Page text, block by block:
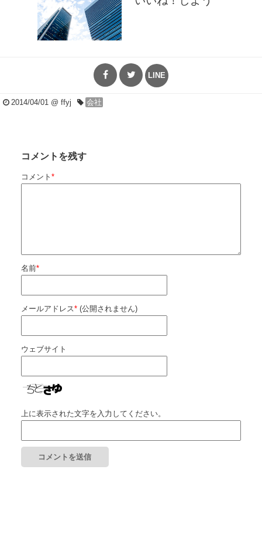
LINE
2014/04/01 @ ffyj 会社
コメントを残す
コメント *
名前*
メールアドレス*(公開されません)
ウェブサイト
上に表示された文字を入力してください。